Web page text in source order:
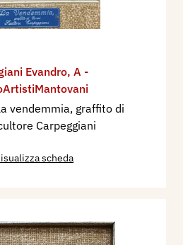
Evandro, A -
vendemmia, graffito di
Carpeggiani
scheda